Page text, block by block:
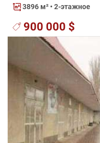
3896 м² • 2-этажное
900 000 $